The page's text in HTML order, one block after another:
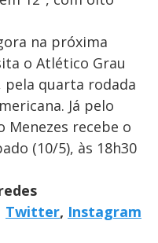
na próxima
o Atlético Grau
pela quarta rodada
Já pelo
Menezes recebe o
(10/5), às 18h30
Twitter, Instagram